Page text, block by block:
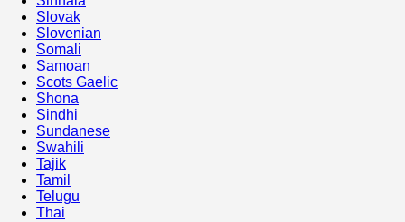
Slovak
Slovenian
Somali
Samoan
Scots Gaelic
Shona
Sindhi
Sundanese
Swahili
Tajik
Tamil
Telugu
Thai